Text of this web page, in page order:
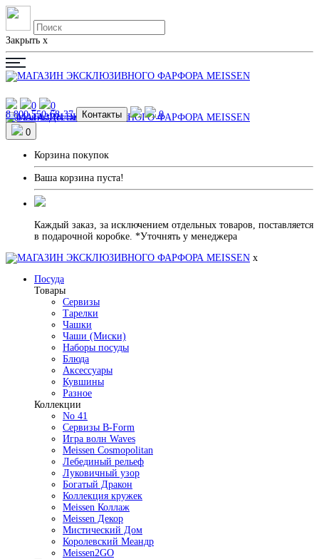
Закрыть x
0
0
МагазиныДоставка и Оплата
8 800 550-68-37 Контакты
0
0
Корзина покупок
Ваша корзина пуста!
Каждый заказ, за исключением отдельных товаров, поставляется
в подарочной коробке. *Уточнять у менеджера
x
Посуда
Товары
Сервизы
Тарелки
Чашки
Чаши (Миски)
Наборы посуды
Блюда
Аксессуары
Кувшины
Разное
Коллекции
No 41
Сервизы B-Form
Игра волн Waves
Meissen Cosmopolitan
Лебединый рельеф
Луковичный узор
Богатый Дракон
Коллекция кружек
Meissen Коллаж
Meissen Декор
Мистический Дом
Королевский Меандр
Meissen2GO